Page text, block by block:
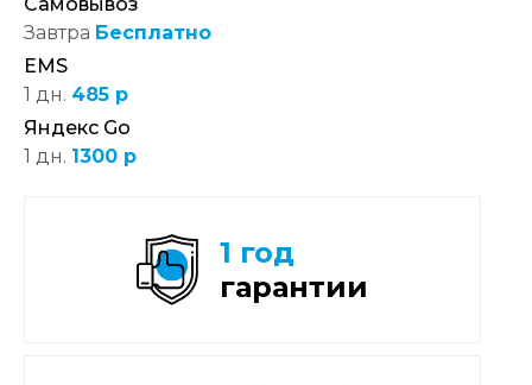
Завтра Бесплатно
EMS
1 дн. 485 р
Яндекс Go
1 дн. 1300 р
1 год
гарантии